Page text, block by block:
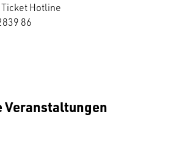
Hotline
86
Veranstaltungen